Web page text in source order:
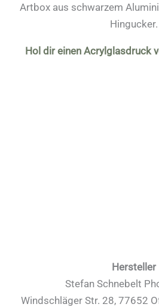
Artbox aus schwarzem
Hingucker.
Hol dir einen Acrylglasdruck
Hersteller
Stefan Schnebelt
Windschläger Str. 28, 77652